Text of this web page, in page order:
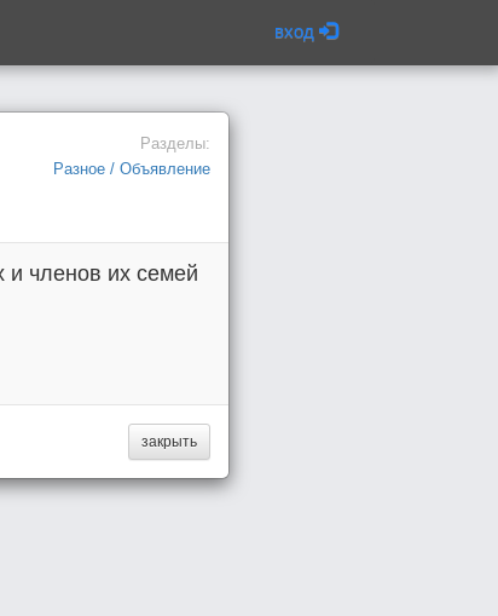
вход
Разделы:
Разное / Объявление
членов их семей
закрыть